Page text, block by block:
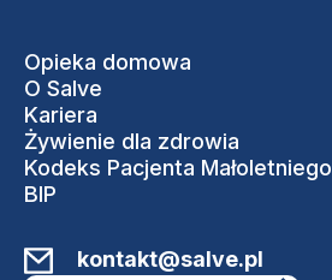
Opieka domowa
O Salve
Kariera
Żywienie dla zdrowia
Kodeks Pacjenta Małoletniego
BIP
kontakt@salve.pl